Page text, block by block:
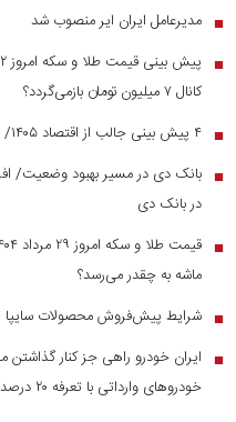
■ مدیرعامل ایران ایر منصوب شد
■
کانال ۷ میلیون تومان بازمی‌گردد؟
■ ۴ پیش بینی جالب از اقتصاد ۱۴۰۵/ تورم و نرخ ارز به چه رقمی می‌رسد؟
■
در بانک دی
■
ماشه به چقدر می‌رسد؟
■ شرایط پیش‌فروش محصولات سایپا
■
ایران خودرو راهی جز کنار
خودرو‌های وارداتی با تعرفه ۲۰ درصد به زیر ۲ میلیارد می‌رسند